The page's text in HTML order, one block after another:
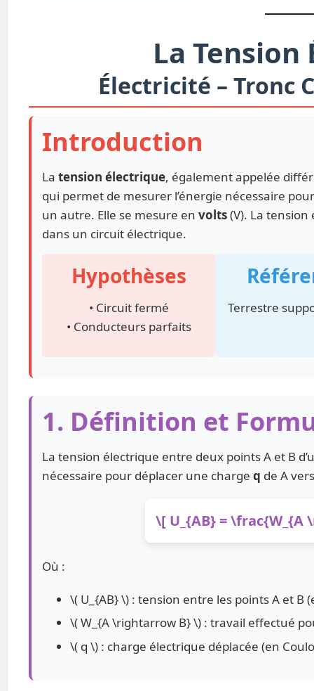
La
Électricité – Tronc
Introduction
Latension électrique, également appelée
qui permet de mesurer l’énergie nécessaire
un autre. Elle se mesure envolts(V). La
dans un circuit électrique.
Hypothèses
• Circuit fermé
• Conducteurs parfaits
Terrestre
1. Définition et
La tension électrique entre deux points A et B
nécessaire pour déplacer une chargeq de A
\[ U_{AB} =
Où :
\( U_{AB} \) : tension entre les points A et B
\( W_{A \rightarrow B} \) : travail effectué
\( q \) : charge électrique déplacée (en